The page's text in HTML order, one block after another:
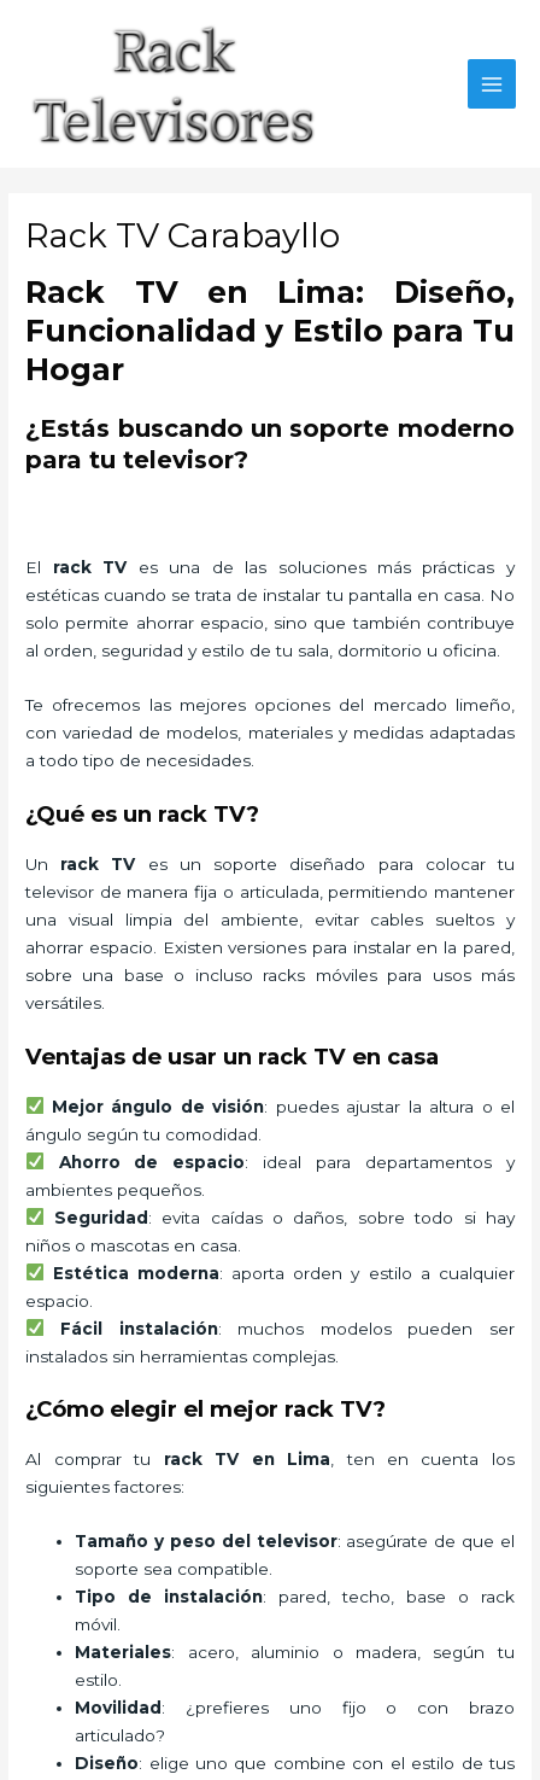
Rack TV Carabayllo
Rack TV en Lima: Diseño,
Funcionalidad y Estilo para Tu
Hogar
¿Estás buscando un soporte moderno
para tu televisor?
El rack TVes una de las soluciones más prácticas y
estéticas cuando se trata de instalar tu pantalla en casa. No
solo permite ahorrar espacio, sino que también contribuye
al orden, seguridad y estilo de tu sala, dormitorio u oficina.
Te ofrecemos las mejores opciones del mercado limeño,
con variedad de modelos, materiales y medidas adaptadas
a todo tipo de necesidades.
¿Qué es un rack TV?
Un rack TVes un soporte diseñado para colocar tu
televisor de manera fija o articulada, permitiendo mantener
una visual limpia del ambiente, evitar cables sueltos y
ahorrar espacio. Existen versiones para instalar en la pared,
sobre una base o incluso racks móviles para usos más
versátiles.
Ventajas de usar un rack TV en casa
Mejor ángulo de visión: puedes ajustar la altura o el
ángulo según tu comodidad.
Ahorro de espacio: ideal para departamentos y
ambientes pequeños.
Seguridad: evita caídas o daños, sobre todo si hay
niños o mascotas en casa.
Estética moderna: aporta orden y estilo a cualquier
espacio.
Fácil instalación: muchos modelos pueden ser
instalados sin herramientas complejas.
¿Cómo elegir el mejor rack TV?
Al comprar tu rack TV en Lima, ten en cuenta los
siguientes factores:
Tamaño y peso del televisor: asegúrate de que el
soporte sea compatible.
Tipo de instalación: pared, techo, base o rack
móvil.
Materiales: acero, aluminio o madera, según tu
estilo.
Movilidad : ¿prefieres uno fijo o con brazo
articulado?
Diseño: elige uno que combine con el estilo de tus